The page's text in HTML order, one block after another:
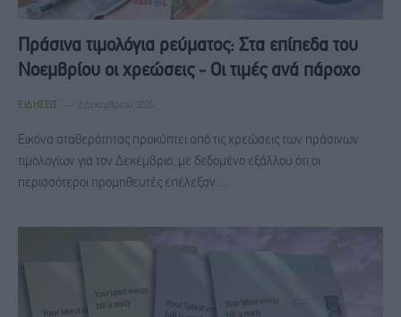
Πράσινα τιμολόγια ρεύματος: Στα επίπεδα του
Νοεμβρίου οι χρεώσεις - Οι τιμές ανά πάροχο
ΕΙΔΉΣΕΙΣ 2 Δεκεμβρίου, 2025
Εικόνα σταθερότητας προκύπτει από τις χρεώσεις των πράσινων
τιμολογίων για τον Δεκέμβριο, με δεδομένο εξάλλου ότι οι
περισσότεροι προμηθευτές επέλεξαν…